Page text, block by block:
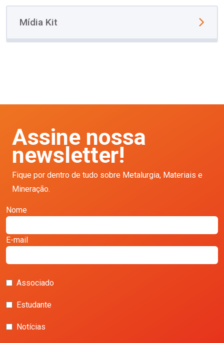
Mídia Kit
Assine nossa
newsletter!
Fique por dentro de tudo sobre Metalurgia, Materiais e
Mineração.
Nome
E-mail
Associado
Estudante
Notícias